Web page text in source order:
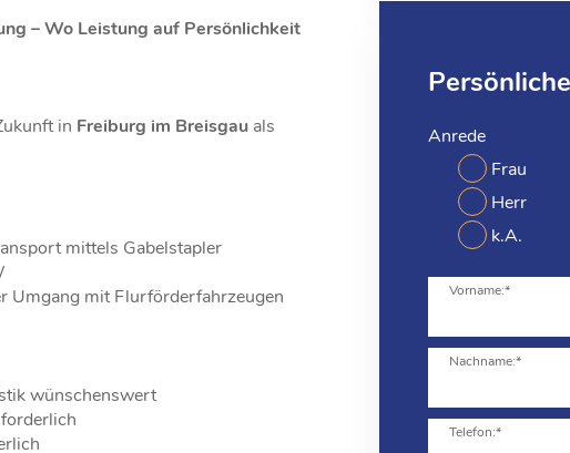
Anrede
Frau
Herr
k.A.
Vorname:*
Nachname:*
Telefon:*
– Wo Leistung auf Persönlichkeit
in Freiburg im Breisgau als
mittels Gabelstapler
Umgang mit Flurförderfahrzeugen
wünschenswert